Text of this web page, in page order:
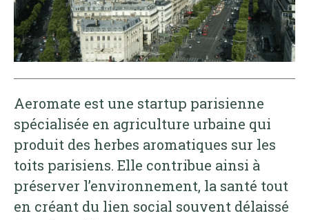
Aeromate est une startup parisienne
spécialisée en agriculture urbaine qui
produit des herbes aromatiques sur les
toits parisiens. Elle contribue ainsi à
préserver l’environnement, la santé tout
en créant du lien social souvent délaissé